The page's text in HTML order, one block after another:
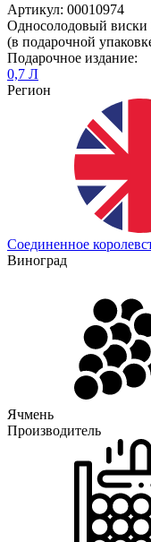
Артикул: 00010974
Односолодовый
(в подарочной
Подарочное издание:
0,7 Л
Регион
Соединенное
Виноград
Ячмень
Производитель